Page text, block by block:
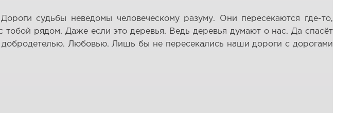
судьбы неведомы человеческому разуму. Они пересекаются где-то,
рядом. Даже если это деревья. Ведь деревья думают о нас. Да спасёт
Любовью. Лишь бы не пересекались наши дороги с дорогами